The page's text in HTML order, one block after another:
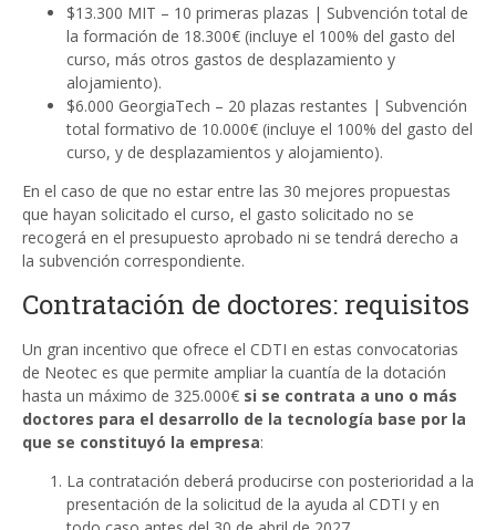
$13.300 MIT – 10 primeras plazas | Subvención total de
la formación de 18.300€ (incluye el 100% del gasto del
curso, más otros gastos de desplazamiento y
alojamiento).
$6.000 GeorgiaTech – 20 plazas restantes | Subvención
total formativo de 10.000€ (incluye el 100% del gasto del
curso, y de desplazamientos y alojamiento).
En el caso de que no estar entre las 30 mejores propuestas
que hayan solicitado el curso, el gasto solicitado no se
recogerá en el presupuesto aprobado ni se tendrá derecho a
la subvención correspondiente.
Contratación de doctores: requisitos
Un gran incentivo que ofrece el CDTI en estas convocatorias
de Neotec es que permite ampliar la cuantía de la dotación
hasta un máximo de 325.000€ si se contrata a uno o más
doctores para el desarrollo de la tecnología base por la
que se constituyó la empresa:
La contratación deberá producirse con posterioridad a la
presentación de la solicitud de la ayuda al CDTI y en